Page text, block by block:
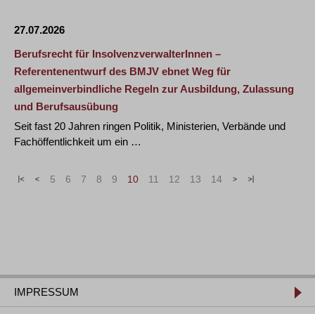
27.07.2026
Berufsrecht für InsolvenzverwalterInnen –
Referentenentwurf des BMJV ebnet Weg für
allgemeinverbindliche Regeln zur Ausbildung, Zulassung
und Berufsausübung
Seit fast 20 Jahren ringen Politik, Ministerien, Verbände und
Fachöffentlichkeit um ein …
« < 5 6 7 8 9 10 11 12 13 14 > »
IMPRESSUM